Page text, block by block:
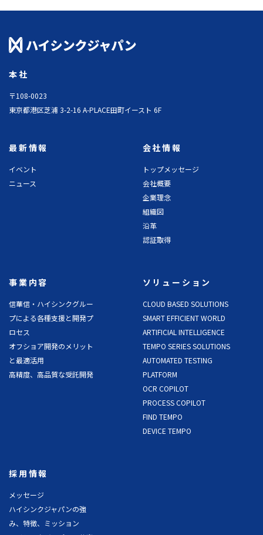
本社
〒108-0023
東京都港区芝浦 3-2-16 A-PLACE田町イースト 6F
最新情報
イベント
ニュース
会社情報
トップメッセージ
会社概要
企業理念
組織図
沿革
認証取得
事業内容
信華信・ハイシンクグルー
プによる各種支援と開発プ
ロセス
オフショア開発のメリット
と最適活用
高精度、高品質な受託開発
ソリューション
CLOUD BASED SOLUTIONS
SMART EFFICIENT WORLD
ARTIFICIAL INTELLIGENCE
TEMPO SERIES SOLUTIONS
AUTOMATED TESTING
PLATFORM
OCR COPILOT
PROCESS COPILOT
FIND TEMPO
DEVICE TEMPO
採用情報
メッセージ
ハイシンクジャパンの強
み、特徴、ミッション